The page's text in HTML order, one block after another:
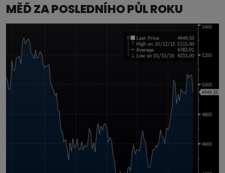
MĚĎ ZA POSLEDNÍHO PŮL ROKU